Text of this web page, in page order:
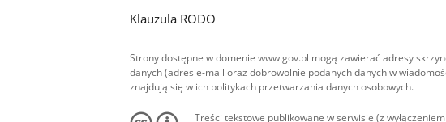
Klauzula RODO
Strony dostępne w domenie www.gov.pl mogą zawierać adresy
danych (adres e-mail oraz dobrowolnie podanych danych w
znajdują się w ich politykach przetwarzania danych osobowych.
Treści tekstowe publikowane w serwisie (z